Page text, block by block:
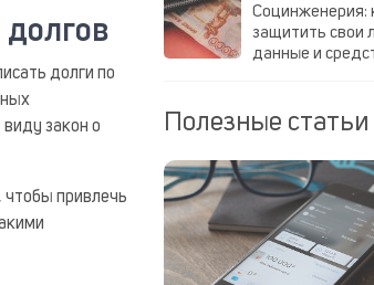
долги по
закон о
привлечь
Социнженерия:
защитить свои
данные и
Полезные статьи